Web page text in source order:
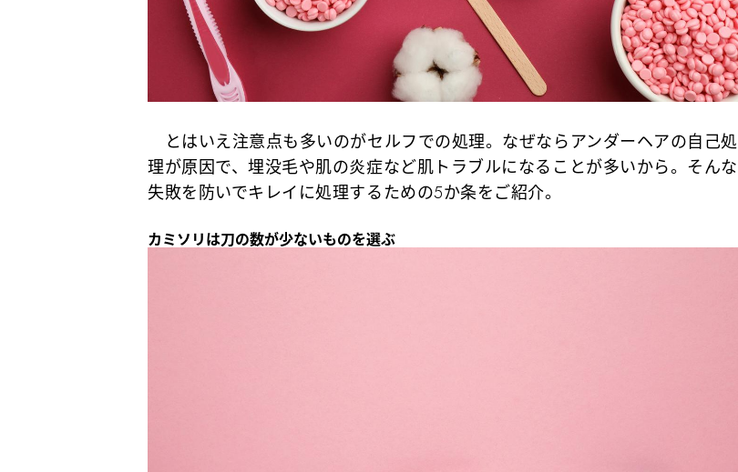
とはいえ注意点も多いのがセルフでの処理。なぜならアンダーヘアの自己処
理が原因で、埋没毛や肌の炎症など肌トラブルになることが多いから。そんな
失敗を防いでキレイに処理するための5か条をご紹介。
カミソリは刀の数が少ないものを選ぶ